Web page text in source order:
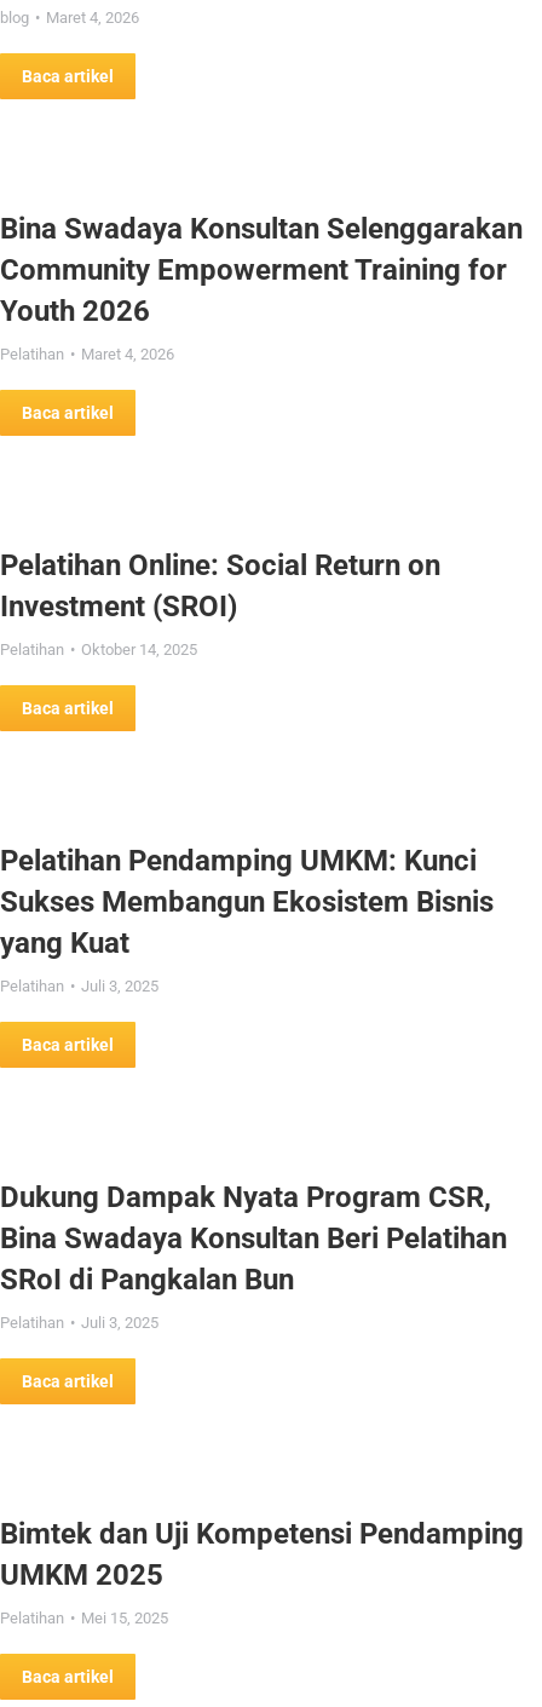
blog Maret 4, 2026
Baca artikel
Bina Swadaya Konsultan Selenggarakan
Community Empowerment Training for
Youth 2026
Pelatihan Maret 4, 2026
Baca artikel
Pelatihan Online: Social Return on
Investment (SROI)
Pelatihan Oktober 14, 2025
Baca artikel
Pelatihan Pendamping UMKM: Kunci
Sukses Membangun Ekosistem Bisnis
yang Kuat
Pelatihan Juli 3, 2025
Baca artikel
Dukung Dampak Nyata Program CSR,
Bina Swadaya Konsultan Beri Pelatihan
SRoI di Pangkalan Bun
Pelatihan Juli 3, 2025
Baca artikel
Bimtek dan Uji Kompetensi Pendamping
UMKM 2025
Pelatihan Mei 15, 2025
Baca artikel